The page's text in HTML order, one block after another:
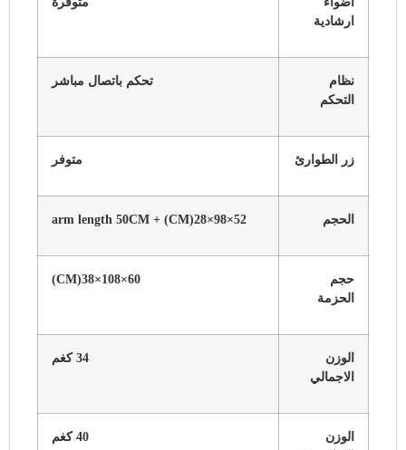
ارشادية
نظام
التحكم
تحكم باتصال مباشر
زر الطوارئ متوفر
الحجم 52×98×28(CM) + arm length 50CM
حجم
الحزمة
60×108×38(CM)
الوزن
الاجمالي
34 كغم
الوزن
40 كغم